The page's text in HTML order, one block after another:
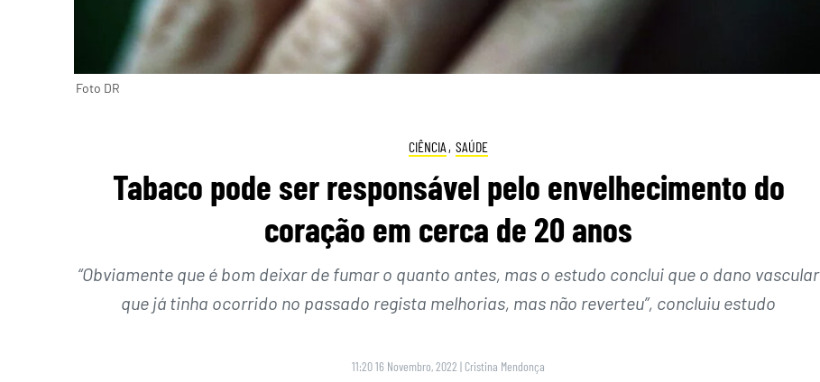
Foto DR
CIÊNCIA , SAÚDE
Tabaco pode ser responsável pelo envelhecimento do
coração em cerca de 20 anos
“Obviamente que é bom deixar de fumar o quanto antes, mas o estudo conclui que o dano vascular
que já tinha ocorrido no passado regista melhorias, mas não reverteu”, concluiu estudo
11:20 16 Novembro, 2022 | Cristina Mendonça